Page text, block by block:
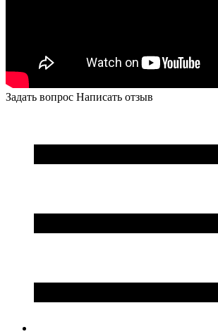
Задать вопрос Написать отзыв